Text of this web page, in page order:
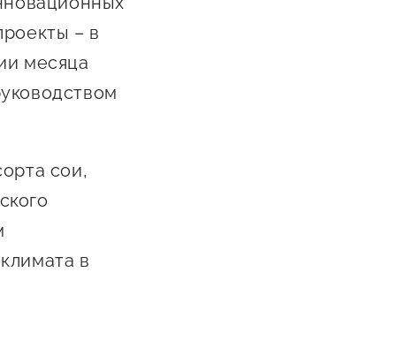
– в
месяца
сои,
в